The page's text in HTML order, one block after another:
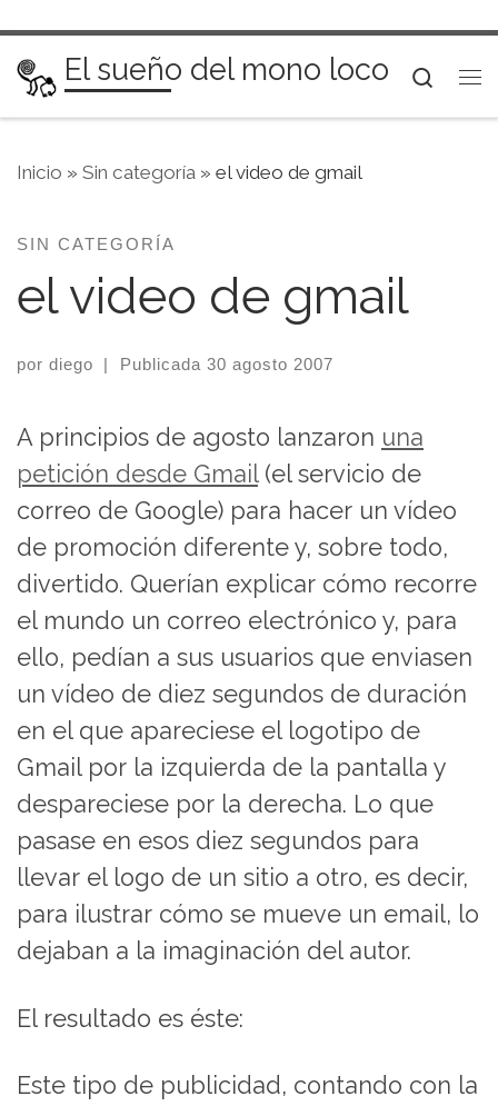
Saltar al contenido
El sueño del mono loco
Inicio » Sin categoría » el video de gmail
SIN CATEGORÍA
el video de gmail
por diego | Publicada 30 agosto 2007
A principios de agosto lanzaron una
petición desde Gmail(el servicio de
correo de Google) para hacer un vídeo
de promoción diferente y, sobre todo,
divertido. Querían explicar cómo recorre
el mundo un correo electrónico y, para
ello, pedían a sus usuarios que enviasen
un vídeo de diez segundos de duración
en el que apareciese el logotipo de
Gmail por la izquierda de la pantalla y
despareciese por la derecha. Lo que
pasase en esos diez segundos para
llevar el logo de un sitio a otro, es decir,
para ilustrar cómo se mueve un email, lo
dejaban a la imaginación del autor.
El resultado es éste:
Este tipo de publicidad, contando con la